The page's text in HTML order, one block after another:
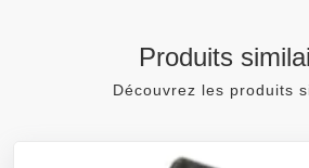
Produits
Découvrez les produits